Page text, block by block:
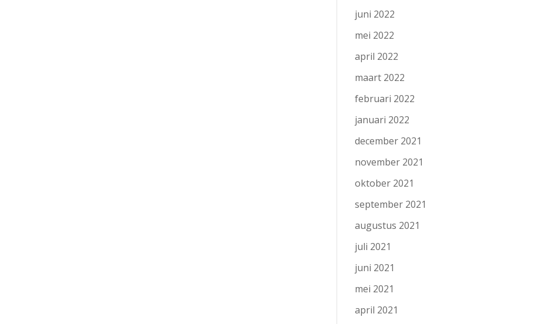
juni 2022
mei 2022
april 2022
maart 2022
februari 2022
januari 2022
december 2021
november 2021
oktober 2021
september 2021
augustus 2021
juli 2021
juni 2021
mei 2021
april 2021